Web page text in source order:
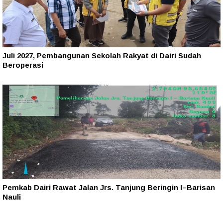
Juli 2027, Pembangunan Sekolah Rakyat di Dairi Sudah
Beroperasi
Pemkab Dairi Rawat Jalan Jrs. Tanjung Beringin I–Barisan
Nauli